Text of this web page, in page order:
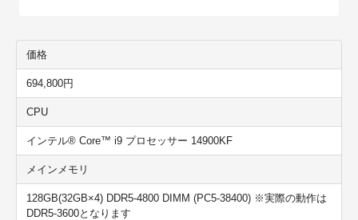
価格
694,800円
CPU
インテル® Core™ i9 プロセッサー 14900KF
メインメモリ
128GB(32GB×4) DDR5-4800 DIMM (PC5-38400) ※実際の動作は
DDR5-3600となります